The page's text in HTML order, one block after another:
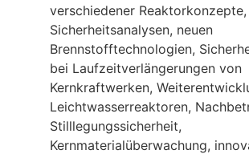
verschiedener Reaktorkonzepte,
Sicherheitsanalysen, neuen
Brennstofftechnologien,
bei Laufzeitverlängerungen von
Kernkraftwerken,
Leichtwasserreaktoren,
Stilllegungssicherheit,
Kernmaterialüberwachung,